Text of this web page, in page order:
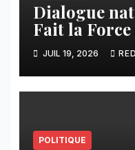
Dialogue
Fait la
l’initiative
s’oppose à
groupes
JUIL 19, 2026
POLITIQUE